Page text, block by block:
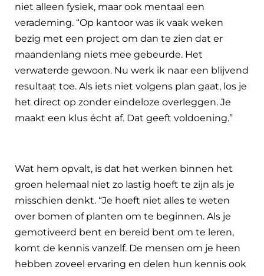
niet alleen fysiek, maar ook mentaal een
verademing. “Op kantoor was ik vaak weken
bezig met een project om dan te zien dat er
maandenlang niets mee gebeurde. Het
verwaterde gewoon. Nu werk ik naar een blijvend
resultaat toe. Als iets niet volgens plan gaat, los je
het direct op zonder eindeloze overleggen. Je
maakt een klus écht af. Dat geeft voldoening.”
Wat hem opvalt, is dat het werken binnen het
groen helemaal niet zo lastig hoeft te zijn als je
misschien denkt. “Je hoeft niet alles te weten
over bomen of planten om te beginnen. Als je
gemotiveerd bent en bereid bent om te leren,
komt de kennis vanzelf. De mensen om je heen
hebben zoveel ervaring en delen hun kennis ook